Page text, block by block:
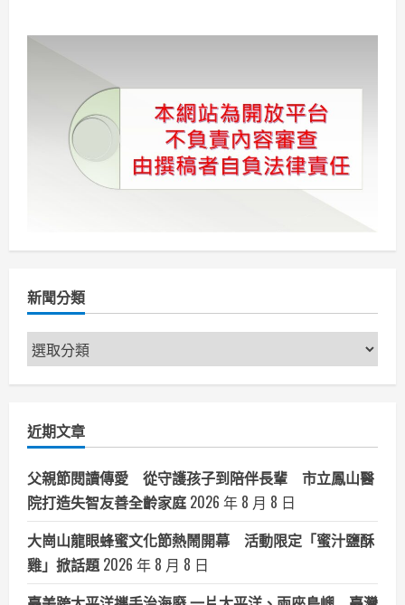
新聞分類
新
聞
近期文章
父親節閱讀傳愛 從守護孩子到陪伴長輩 市立鳳山醫
院打造失智友善全齡家庭 2026 年 8 月 8 日
大崗山龍眼蜂蜜文化節熱鬧開幕 活動限定「蜜汁鹽酥
雞」掀話題 2026 年 8 月 8 日